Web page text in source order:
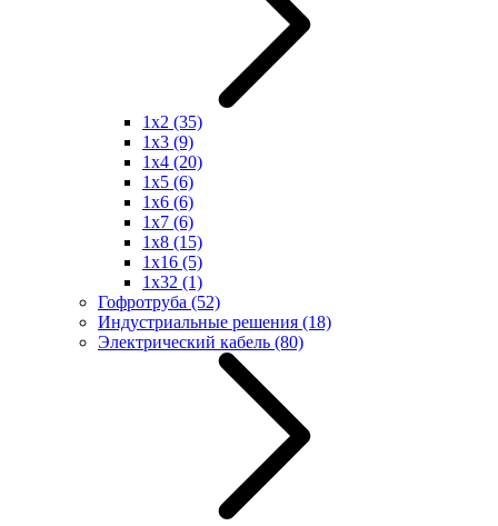
1x2 (35)
1x3 (9)
1x4 (20)
1x5 (6)
1x6 (6)
1x7 (6)
1x8 (15)
1x16 (5)
1x32 (1)
Гофротруба (52)
Индустриальные решения (18)
Электрический кабель (80)